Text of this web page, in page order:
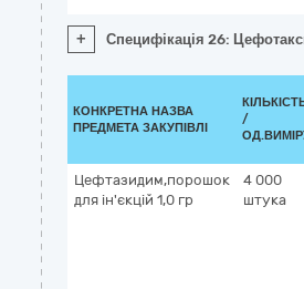
+ Специфікація 26:
КОНКРЕТНА НАЗВА
ПРЕДМЕТА ЗАКУПІВЛІ
/
Цефтазидим,порошок
для ін'єкцій 1,0 гр
4 000
штука